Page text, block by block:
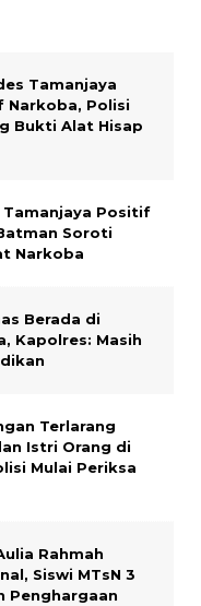
Tamanjaya
Narkoba, Polisi
Bukti Alat Hisap
Tamanjaya Positif
Soroti
Narkoba
Berada di
Kapolres: Masih
Terlarang
Istri Orang di
Mulai Periksa
Rahmah
Siswi MTsN 3
Penghargaan